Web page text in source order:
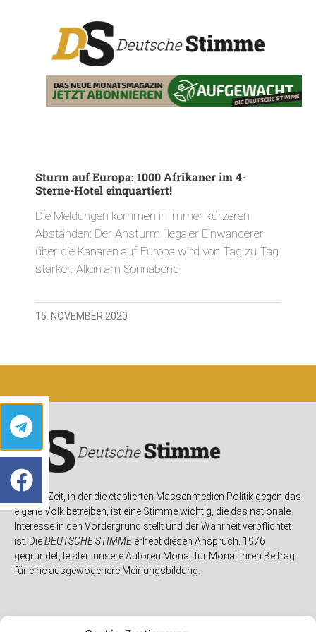
Sturm auf Europa: 1000 Afrikaner im 4-
Sterne-Hotel einquartiert!
Die Meldungen kommen in immer kürzeren
Abständen: Der Ansturm illegaler Einwanderer
über die Kanaren auf Europa wird von Tag zu Tag
stärker. Allein am Sonnabend
15. NOVEMBER 2020
In einer Zeit, in der die etablierten Massenmedien Politik gegen das
eigene Volk betreiben, ist eine Stimme wichtig, die das nationale
Interesse in den Vordergrund stellt und der Wahrheit verpflichtet
ist. DieDEUTSCHE STIMMEerhebt diesen Anspruch. 1976
gegründet, leisten unsere Autoren Monat für Monat ihren Beitrag
für eine ausgewogenere Meinungsbildung.